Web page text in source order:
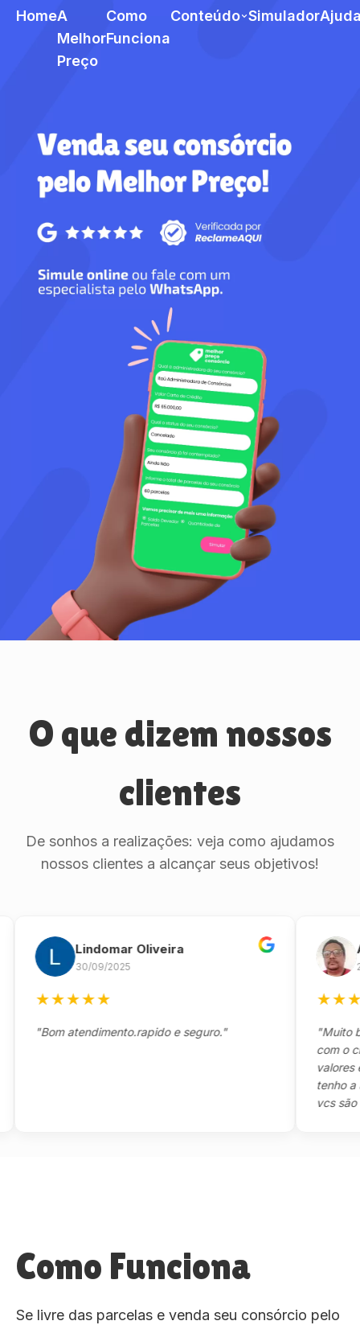
HomeA
Melhor
Preço
Como
Funciona
Conteúdo Simulador
O que dizem nossos
clientes
De sonhos a realizações: veja como ajudamos
nossos clientes a alcançar seus objetivos!
Lindomar Oliveira
30/09/2025
★★★
"Bom atendimento.rapido e seguro."
26/09/
★★
"Muito
com o
valores e
tenho a
vcs são
Como Funciona
Se livre das parcelas e venda seu consórcio pelo